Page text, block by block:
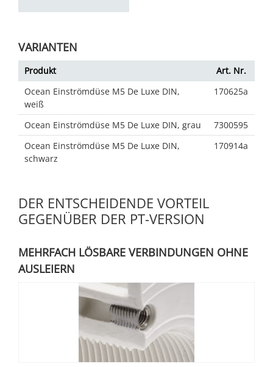
VARIANTEN
Produkt
Art. Nr.
Ocean Einströmdüse M5 De Luxe DIN,
weiß
170625a
Ocean Einströmdüse M5 De Luxe DIN, grau
7300595
Ocean Einströmdüse M5 De Luxe DIN,
schwarz
170914a
DER ENTSCHEIDENDE VORTEIL
GEGENÜBER DER PT-VERSION
MEHRFACH LÖSBARE VERBINDUNGEN OHNE
AUSLEIERN